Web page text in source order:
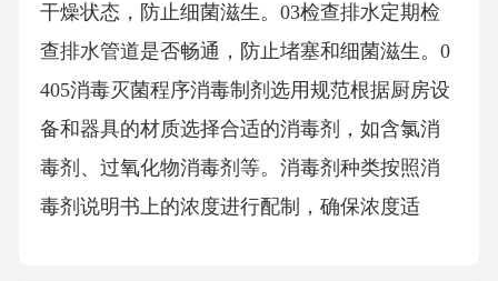
干燥状态，防止细菌滋生。03检查排水定期检
查排水管道是否畅通，防止堵塞和细菌滋生。0
405消毒灭菌程序消毒制剂选用规范根据厨房设
备和器具的材质选择合适的消毒剂，如含氯消
毒剂、过氧化物消毒剂等。消毒剂种类按照消
毒剂说明书上的浓度进行配制，确保浓度适